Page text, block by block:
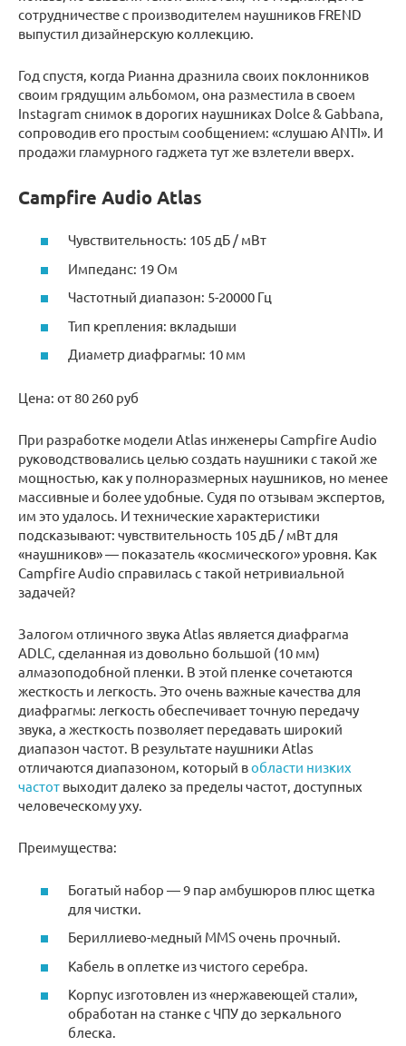
сотрудничестве с производителем наушников FREND
выпустил дизайнерскую коллекцию.
Год спустя, когда Рианна дразнила своих поклонников
своим грядущим альбомом, она разместила в своем
Instagram снимок в дорогих наушниках Dolce & Gabbana,
сопроводив его простым сообщением: «слушаю ANTI». И
продажи гламурного гаджета тут же взлетели вверх.
Campfire Audio Atlas
Чувствительность: 105 дБ / мВт
Импеданс: 19 Ом
Частотный диапазон: 5-20000 Гц
Тип крепления: вкладыши
Диаметр диафрагмы: 10 мм
Цена: от 80 260 руб
При разработке модели Atlas инженеры Campfire Audio
руководствовались целью создать наушники с такой же
мощностью, как у полноразмерных наушников, но менее
массивные и более удобные. Судя по отзывам экспертов,
им это удалось. И технические характеристики
подсказывают: чувствительность 105 дБ / мВт для
«наушников» — показатель «космического» уровня. Как
Campfire Audio справилась с такой нетривиальной
задачей?
Залогом отличного звука Atlas является диафрагма
ADLC, сделанная из довольно большой (10 мм)
алмазоподобной пленки. В этой пленке сочетаются
жесткость и легкость. Это очень важные качества для
диафрагмы: легкость обеспечивает точную передачу
звука, а жесткость позволяет передавать широкий
диапазон частот. В результате наушники Atlas
отличаются диапазоном, который вобласти низких
частот выходит далеко за пределы частот, доступных
человеческому уху.
Преимущества:
Богатый набор — 9 пар амбушюров плюс щетка
для чистки.
Бериллиево-медный MMS очень прочный.
Кабель в оплетке из чистого серебра.
Корпус изготовлен из «нержавеющей стали»,
обработан на станке с ЧПУ до зеркального
блеска.